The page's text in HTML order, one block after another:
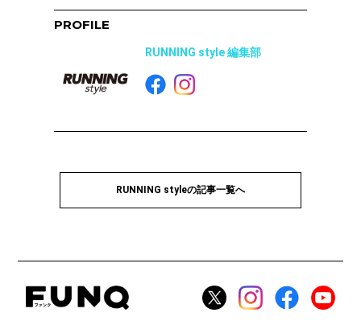
PROFILE
RUNNING style 編集部
RUNNING styleの記事一覧へ